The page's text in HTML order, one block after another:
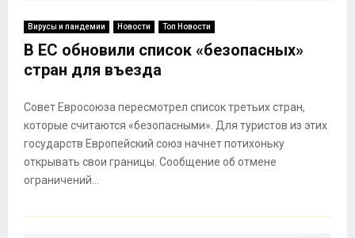
Вирусы и пандемии Новости Топ Новости
В ЕС обновили список «безопасных»
стран для въезда
Совет Евросоюза пересмотрел список третьих стран,
которые считаются «безопасными». Для туристов из этих
государств Европейский союз начнет потихоньку
открывать свои границы. Сообщение об отмене
ограничений...